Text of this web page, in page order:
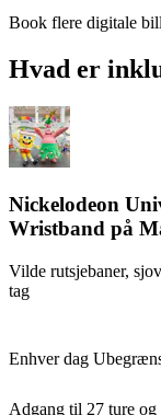
Book flere digitale
Hvad er
Nickelodeon
Wristband på
Vilde rutsjebaner,
tag
Enhver dag
Adgang til 27 ture og